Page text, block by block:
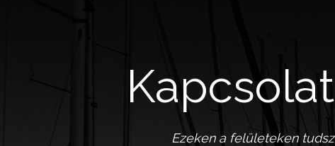
Kapcsolat
Ezeken a felületeken tudsz